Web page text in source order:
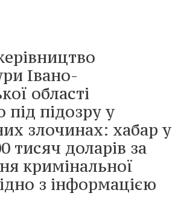
Івано-
області
під підозру у
злочинах: хабар у
тисяч доларів за
кримінальної
з інформацією